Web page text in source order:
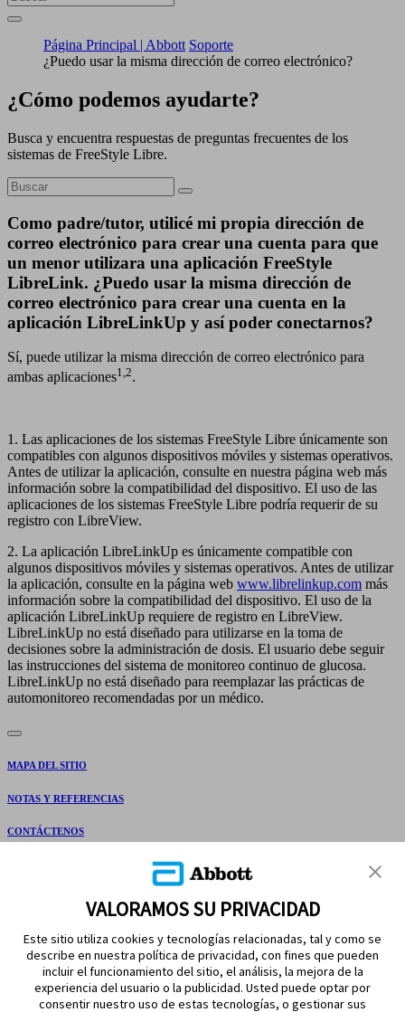
Página Principal | Abbott Soporte
¿Puedo usar la misma dirección de correo electrónico?
¿Cómo podemos ayudarte?
Busca y encuentra respuestas de preguntas frecuentes de los
sistemas de FreeStyle Libre.
Como padre/tutor, utilicé mi propia dirección de
correo electrónico para crear una cuenta para que
un menor utilizara una aplicación FreeStyle
LibreLink. ¿Puedo usar la misma dirección de
correo electrónico para crear una cuenta en la
aplicación LibreLinkUp y así poder conectarnos?
Sí, puede utilizar la misma dirección de correo electrónico para
ambas aplicaciones1,2.
1. Las aplicaciones de los sistemas FreeStyle Libre únicamente son
compatibles con algunos dispositivos móviles y sistemas operativos.
Antes de utilizar la aplicación, consulte en nuestra página web más
información sobre la compatibilidad del dispositivo. El uso de las
aplicaciones de los sistemas FreeStyle Libre podría requerir de su
registro con LibreView.
2. La aplicación LibreLinkUp es únicamente compatible con
algunos dispositivos móviles y sistemas operativos. Antes de utilizar
la aplicación, consulte en la página web www.librelinkup.com más
información sobre la compatibilidad del dispositivo. El uso de la
aplicación LibreLinkUp requiere de registro en LibreView.
LibreLinkUp no está diseñado para utilizarse en la toma de
decisiones sobre la administración de dosis. El usuario debe seguir
las instrucciones del sistema de monitoreo continuo de glucosa.
LibreLinkUp no está diseñado para reemplazar las prácticas de
automonitoreo recomendadas por un médico.
MAPA DEL SITIO
NOTAS Y REFERENCIAS
CONTÁCTENOS
MANTÉNGASE EN CONTACTO
VALORAMOS SU PRIVACIDAD
Este sitio utiliza cookies y tecnologías relacionadas, tal y como se
describe en nuestra política de privacidad, con fines que pueden
incluir el funcionamiento del sitio, el análisis, la mejora de la
experiencia del usuario o la publicidad. Usted puede optar por
consentir nuestro uso de estas tecnologías, o gestionar sus